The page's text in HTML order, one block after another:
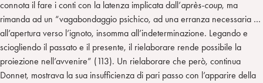
connota il fare i conti con la latenza implicata dall’après-coup, ma
rimanda ad un “vagabondaggio psichico, ad una erranza necessaria …
all’apertura verso l’ignoto, insomma all’indeterminazione. Legando e
sciogliendo il passato e il presente, il rielaborare rende possibile la
proiezione nell’avvenire” (113). Un rielaborare che però, continua
Donnet, mostrava la sua insufficienza di pari passo con l’apparire della